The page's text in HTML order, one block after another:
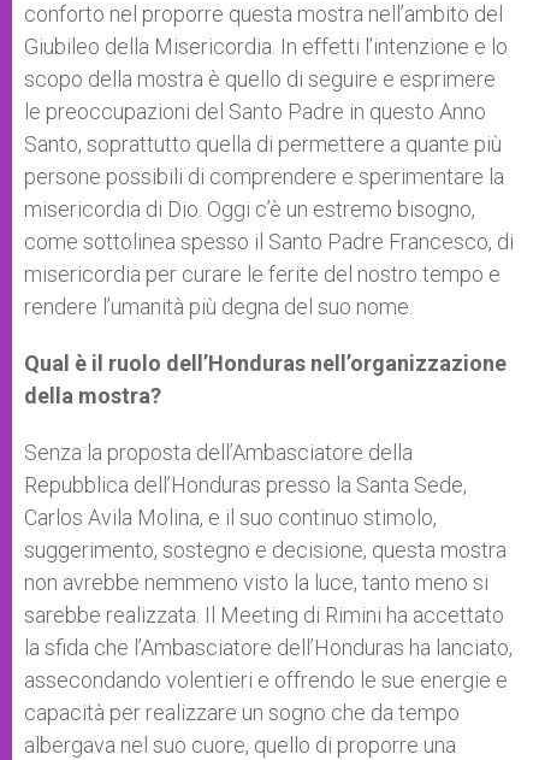
conforto nel proporre questa mostra nell’ambito del
Giubileo della Misericordia. In effetti l’intenzione e lo
scopo della mostra è quello di seguire e esprimere
le preoccupazioni del Santo Padre in questo Anno
Santo, soprattutto quella di permettere a quante più
persone possibili di comprendere e sperimentare la
misericordia di Dio. Oggi c’è un estremo bisogno,
come sottolinea spesso il Santo Padre Francesco, di
misericordia per curare le ferite del nostro tempo e
rendere l’umanità più degna del suo nome.
Qual è il ruolo dell’Honduras nell’organizzazione
della mostra?
Senza la proposta dell’Ambasciatore della
Repubblica dell’Honduras presso la Santa Sede,
Carlos Avila Molina, e il suo continuo stimolo,
suggerimento, sostegno e decisione, questa mostra
non avrebbe nemmeno visto la luce, tanto meno si
sarebbe realizzata. Il Meeting di Rimini ha accettato
la sfida che l’Ambasciatore dell’Honduras ha lanciato,
assecondando volentieri e offrendo le sue energie e
capacità per realizzare un sogno che da tempo
albergava nel suo cuore, quello di proporre una